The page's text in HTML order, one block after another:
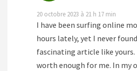
20 octobre 2023 à 21 h 17 min
I have been surfing online
hours lately, yet I never
fascinating article like yours.
worth enough for me. In my